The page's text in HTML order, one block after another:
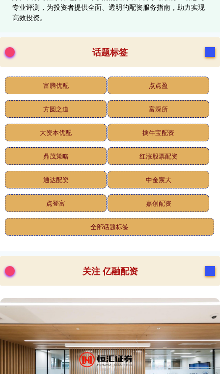
专业评测，为投资者提供全面、透明的配资服务指南，助力实现
高效投资。
话题标签
富腾优配 点点盈
方圆之道 富深所
大资本优配 擒牛宝配资
鼎茂策略 红涨股票配资
通达配资 中金宸大
点登富 嘉创配资
全部话题标签
关注 亿融配资